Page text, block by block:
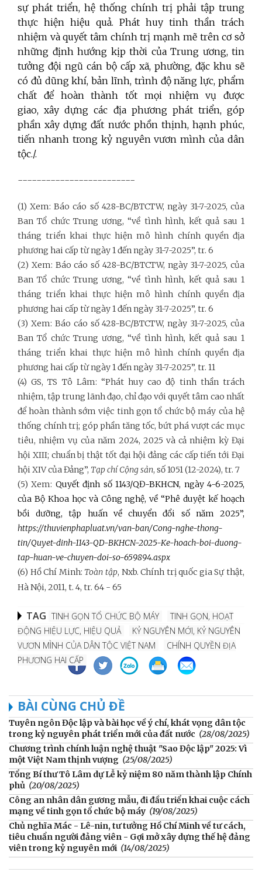
sự phát triển, hệ thống chính trị phải tập trung
thực hiện hiệu quả. Phát huy tinh thần trách
nhiệm và quyết tâm chính trị mạnh mẽ trên cơ sở
những định hướng kịp thời của Trung ương, tin
tưởng đội ngũ cán bộ cấp xã, phường, đặc khu sẽ
có đủ dũng khí, bản lĩnh, trình độ năng lực, phẩm
chất để hoàn thành tốt mọi nhiệm vụ được
giao, xây dựng các địa phương phát triển, góp
phần xây dựng đất nước phồn thịnh, hạnh phúc,
tiến nhanh trong kỷ nguyên vươn mình của dân
tộc./.
-------------------------
(1) Xem: Báo cáo số 428-BC/BTCTW, ngày 31-7-2025, của
Ban Tổ chức Trung ương, “về tình hình, kết quả sau 1
tháng triển khai thực hiện mô hình chính quyền địa
phương hai cấp từ ngày 1 đến ngày 31-7-2025”, tr. 6
(2) Xem: Báo cáo số 428-BC/BTCTW, ngày 31-7-2025, của
Ban Tổ chức Trung ương, “về tình hình, kết quả sau 1
tháng triển khai thực hiện mô hình chính quyền địa
phương hai cấp từ ngày 1 đến ngày 31-7-2025”, tr. 6
(3) Xem: Báo cáo số 428-BC/BTCTW, ngày 31-7-2025, của
Ban Tổ chức Trung ương, “về tình hình, kết quả sau 1
tháng triển khai thực hiện mô hình chính quyền địa
phương hai cấp từ ngày 1 đến ngày 31-7-2025”, tr. 11
(4) GS, TS Tô Lâm: “Phát huy cao độ tinh thần trách
nhiệm, tập trung lãnh đạo, chỉ đạo với quyết tâm cao nhất
để hoàn thành sớm việc tinh gọn tổ chức bộ máy của hệ
thống chính trị; góp phần tăng tốc, bứt phá vượt các mục
tiêu, nhiệm vụ của năm 2024, 2025 và cả nhiệm kỳ Đại
hội XIII; chuẩn bị thật tốt đại hội đảng các cấp tiến tới Đại
hội XIV của Đảng”, Tạp chí Cộng sản, số 1051 (12-2024), tr. 7
(5) Xem: Quyết định số 1143/QĐ-BKHCN, ngày 4-6-2025,
của Bộ Khoa học và Công nghệ, về “Phê duyệt kế hoạch
bồi dưỡng, tập huấn về chuyển đổi số năm 2025”,
https://thuvienphapluat.vn/van-ban/Cong-nghe-thong-
tin/Quyet-dinh-1143-QD-BKHCN-2025-Ke-hoach-boi-duong-
tap-huan-ve-chuyen-doi-so-659894.aspx
(6) Hồ Chí Minh: Toàn tập, Nxb. Chính trị quốc gia Sự thật,
Hà Nội, 2011, t. 4, tr. 64 - 65
TAG TINH GỌN TỔ CHỨC BỘ MÁY
TINH GỌN, HOẠT
ĐỘNG HIỆU LỰC, HIỆU QUẢ
KỶ NGUYÊN MỚI, KỶ NGUYÊN
VƯƠN MÌNH CỦA DÂN TỘC VIỆT NAM
CHÍNH QUYỀN ĐỊA
PHƯƠNG HAI CẤP
BÀI CÙNG CHỦ ĐỀ
Tuyên ngôn Độc lập và bài học về ý chí, khát vọng dân tộc
trong kỷ nguyên phát triển mới của đất nước (28/08/2025)
Chương trình chính luận nghệ thuật "Sao Độc lập" 2025: Vì
một Việt Nam thịnh vượng (25/08/2025)
Tổng Bí thư Tô Lâm dự Lễ kỷ niệm 80 năm thành lập Chính
phủ (20/08/2025)
Công an nhân dân gương mẫu, đi đầu triển khai cuộc cách
mạng về tinh gọn tổ chức bộ máy (19/08/2025)
Chủ nghĩa Mác - Lê-nin, tư tưởng Hồ Chí Minh về tư cách,
tiêu chuẩn người đảng viên - Gợi mở xây dựng thế hệ đảng
viên trong kỷ nguyên mới (14/08/2025)